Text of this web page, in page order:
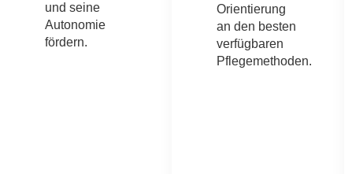
und seine
Autonomie
fördern.
Orientierung
an den besten
verfügbaren
Pflegemethoden.